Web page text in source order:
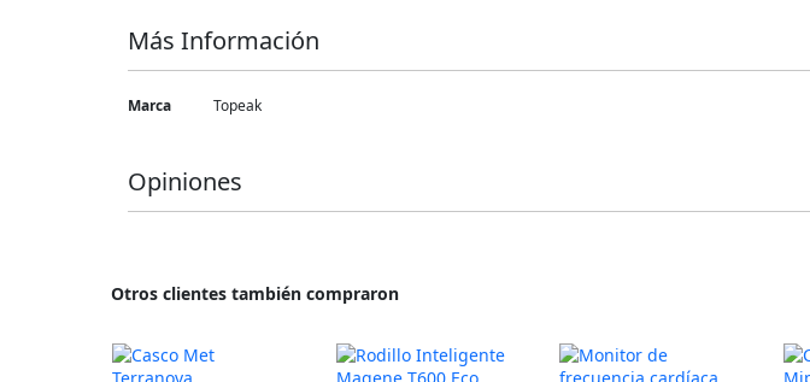
Más Información
Más
Marca Topeak
Opiniones
Otros clientes también compraron